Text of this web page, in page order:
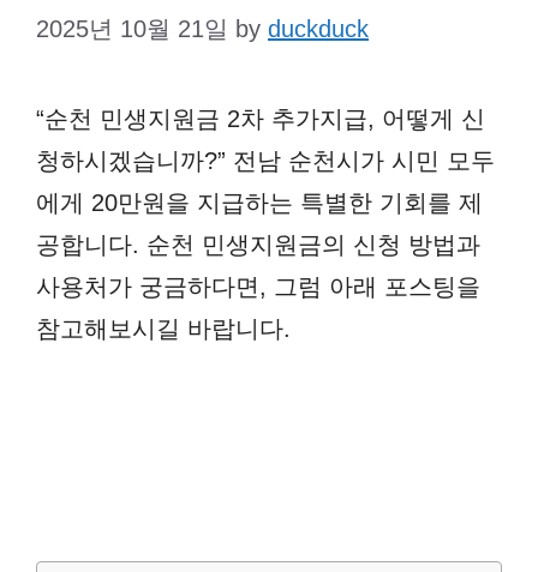
2025년 10월 21일 by duckduck
“순천 민생지원금 2차 추가지급, 어떻게 신
청하시겠습니까?” 전남 순천시가 시민 모두
에게 20만원을 지급하는 특별한 기회를 제
공합니다. 순천 민생지원금의 신청 방법과
사용처가 궁금하다면, 그럼 아래 포스팅을
참고해보시길 바랍니다.